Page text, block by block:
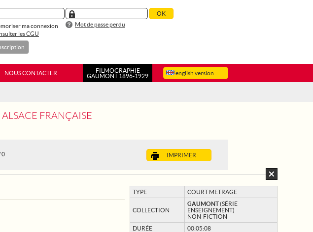
ma connexion
Mot de passe perdu
les CGU
english version
NOUS CONTACTER
FILMOGRAPHIE
GAUMONT 1896-1929
FRANÇAISE
IMPRIMER
0
TYPE COURT METRAGE
COLLECTION
GAUMONT(SÉRIE
ENSEIGNEMENT)
NON-FICTION
DURÉE
00:05:08